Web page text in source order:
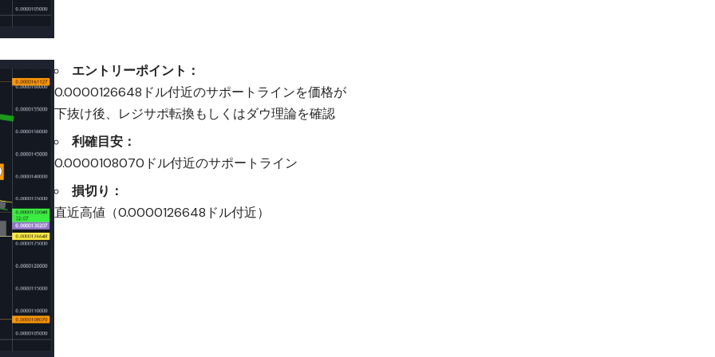
エントリーポイント：
0.0000126648ドル付近のサポートラインを価格が
下抜け後、レジサポ転換もしくはダウ理論を確認
利確目安：
0.0000108070ドル付近のサポートライン
損切り：
直近高値（0.0000126648ドル付近）